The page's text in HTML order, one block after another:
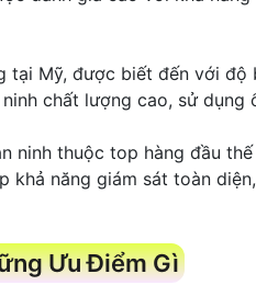
tại Mỹ, được biết đến với
chất lượng cao, sử dụng
ninh thuộc top hàng đầu
năng giám sát toàn
Ưu Điểm Gì